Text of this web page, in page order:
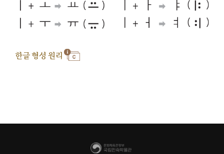
한글 형성 원리